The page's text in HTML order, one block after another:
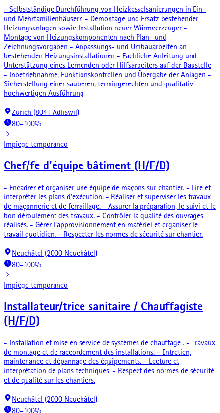
- Selbstständige Durchführung von Heizkesselsanierungen in Ein-
und Mehrfamilienhäusern - Demontage und Ersatz bestehender
Heizungsanlagen sowie Installation neuer Wärmeerzeuger -
Montage von Heizungskomponenten nach Plan- und
Zeichnungsvorgaben - Anpassungs- und Umbauarbeiten an
bestehenden Heizungsinstallationen - Fachliche Anleitung und
Unterstützung eines Lernenden oder Hilfsarbeiters auf der Baustelle
- Inbetriebnahme, Funktionskontrollen und Übergabe der Anlagen -
Sicherstellung einer sauberen, termingerechten und qualitativ
hochwertigen Ausführung
Zürich (8041 Adliswil)
80–100%
Impiego temporaneo
Chef/fe d’équipe bâtiment (H/F/D)
- Encadrer et organiser une équipe de maçons sur chantier. - Lire et
interpréter les plans d’exécution. - Réaliser et superviser les travaux
de maçonnerie et de ferraillage. - Assurer la préparation, le suivi et le
bon déroulement des travaux. - Contrôler la qualité des ouvrages
réalisés. - Gérer l’approvisionnement en matériel et organiser le
travail quotidien. - Respecter les normes de sécurité sur chantier.
Neuchâtel (2000 Neuchâtel)
80–100%
Impiego temporaneo
Installateur/trice sanitaire / Chauffagiste
(H/F/D)
- Installation et mise en service de systèmes de chauffage . - Travaux
de montage et de raccordement des installations. - Entretien,
maintenance et dépannage des équipements. - Lecture et
interprétation de plans techniques. - Respect des normes de sécurité
et de qualité sur les chantiers.
Neuchâtel (2000 Neuchâtel)
80–100%